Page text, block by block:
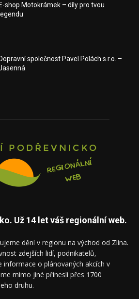
shop Motokrámek – díly pro tvou
Dopravní společnost Pavel Polách s.r.o. –
Už 14 let váš regionální web.
dění v regionu na východ od Zlína.
zdejších lidí, podnikatelů,
informace o plánovaných akcích v
mimo jiné přinesli přes 1700
druhu.